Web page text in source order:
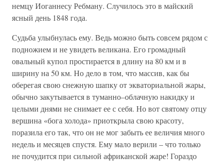
немцу Иоганнесу Ребману. Случилось это в майский
ясный день 1848 года.
Судьба улыбнулась ему. Ведь можно быть совсем рядом с
подножием и не увидеть великана. Его громадный
овальный купол простирается в длину на 80 км и в
ширину на 50 км. Но дело в том, что массив, как бы
оберегая свою снежную шапку от экваториальной жары,
обычно закутывается в туманно–облачную накидку и
целыми днями не снимает ее с себя. Но вот святому отцу
вершина «бога холода» приоткрыла свою красоту,
поразила его так, что он не мог забыть ее величия много
недель и месяцев спустя. Ему мало верили – что только
не почудится при сильной африканской жаре! Гораздо